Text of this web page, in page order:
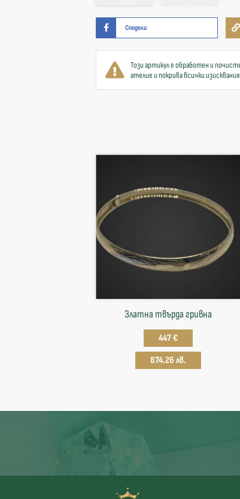
Сподели
Този артикул е обработен и
ателие и покрива всички
Златна твърда гривнa
447 €
874.26 лв.